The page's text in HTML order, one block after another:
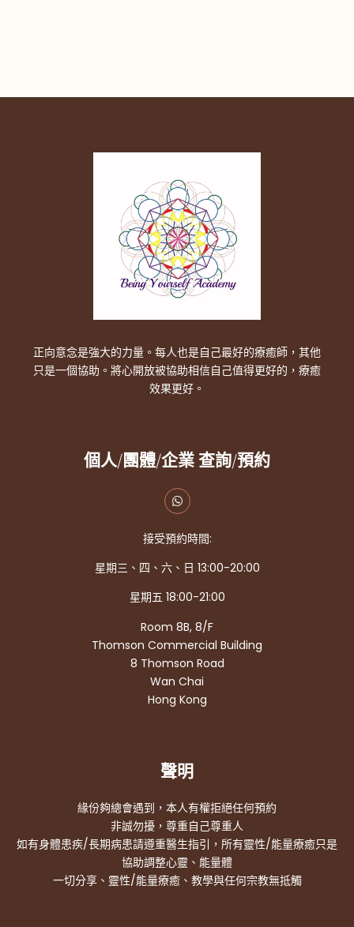
正向意念是強大的力量。每人也是自己最好的療癒師，其他
只是一個協助。將心開放被協助相信自己值得更好的，療癒
效果更好。
個人/團體/企業 查詢/預約
接受預約時間:
星期三、四、六、日 13:00-20:00
星期五 18:00-21:00
Room 8B, 8/F
Thomson Commercial Building
8 Thomson Road
Wan Chai
Hong Kong
聲明
緣份夠總會遇到，本人有權拒絕任何預約
非誠勿擾，尊重自己尊重人
如有身體患疾/長期病患請遵重醫生指引，所有靈性/能量療癒只是
協助調整心靈、能量體
一切分享、靈性/能量療癒、教學與任何宗教無抵觸